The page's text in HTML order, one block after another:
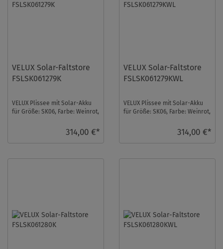
VELUX Solar-Faltstore
FSLSK061279K
VELUX Plissee mit Solar-Akku
für Größe: SK06, Farbe: Weinrot,
314,00 €*
VELUX Solar-Faltstore
FSLSK061279KWL
VELUX Plissee mit Solar-Akku
für Größe: SK06, Farbe: Weinrot,
314,00 €*